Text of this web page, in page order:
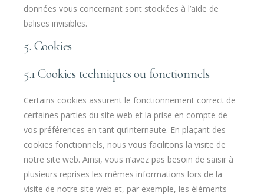
données vous concernant sont stockées à l’aide de
balises invisibles.
5. Cookies
5.1 Cookies techniques ou fonctionnels
Certains cookies assurent le fonctionnement correct de
certaines parties du site web et la prise en compte de
vos préférences en tant qu’internaute. En plaçant des
cookies fonctionnels, nous vous facilitons la visite de
notre site web. Ainsi, vous n’avez pas besoin de saisir à
plusieurs reprises les mêmes informations lors de la
visite de notre site web et, par exemple, les éléments